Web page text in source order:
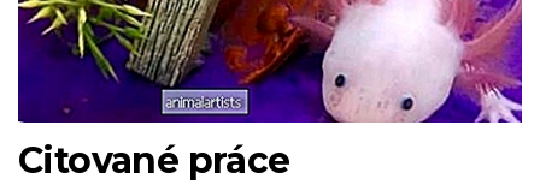
Citované práce